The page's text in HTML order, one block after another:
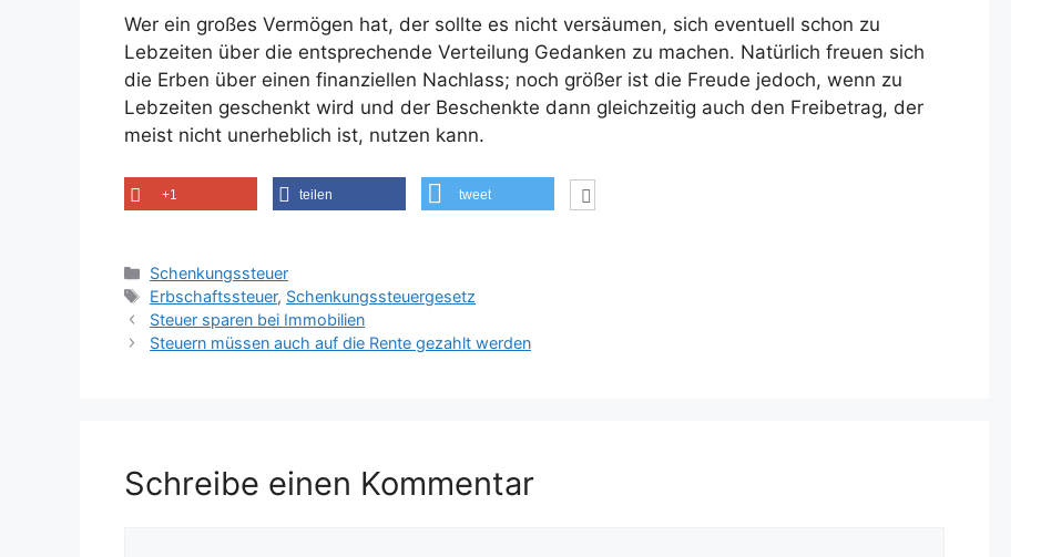
Wer ein großes Vermögen hat, der sollte es nicht versäumen, sich eventuell schon zu
Lebzeiten über die entsprechende Verteilung Gedanken zu machen. Natürlich freuen sich
die Erben über einen finanziellen Nachlass; noch größer ist die Freude jedoch, wenn zu
Lebzeiten geschenkt wird und der Beschenkte dann gleichzeitig auch den Freibetrag, der
meist nicht unerheblich ist, nutzen kann.
+1 teilen tweet
Kategorien
Schenkungssteuer
Schlagwörter
Erbschaftssteuer, Schenkungssteuergesetz
Steuer sparen bei Immobilien
Steuern müssen auch auf die Rente gezahlt werden
Schreibe einen Kommentar